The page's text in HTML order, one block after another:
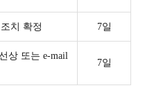
치 확정 7일
상 또는 e-mail
7일